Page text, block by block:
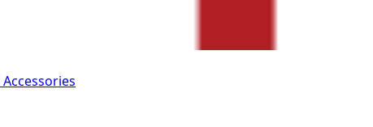
Accessories